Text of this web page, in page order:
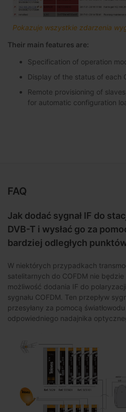
Pokazuje wszystkie zdarzenia
Their main features are:
Specification of operation
Display of the status of each
Remote provisioning of
for automatic configuration
FAQ
Jak dodać sygnał IF do
DVB-T i wysłać go za
bardziej odległych
W niektórych przypadkach
satelitarnych do COFDM nie
możliwość dodania IF do
sygnału COFDM. Ten przepływ
przesyłany za pomocą
odpowiedniego nadajnika